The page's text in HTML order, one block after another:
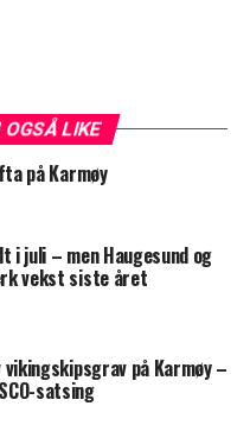
LIKE
på Karmøy
i juli – men Haugesund og
vekst siste året
på Karmøy –
satsing